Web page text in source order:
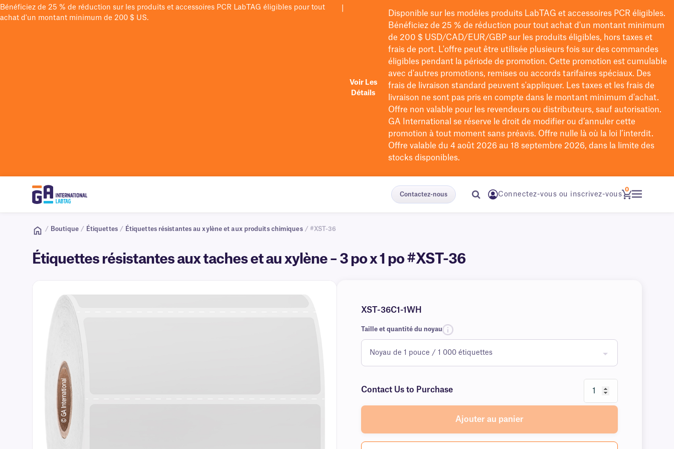
Bénéficiez de 25 % de réduction sur les produits et accessoires PCR LabTAG éligibles pour tout
achat d'un montant minimum de 200 $ US.
Voir Les
Détails
Disponible sur les modèles produits LabTAG et accessoires PCR éligibles.
Bénéficiez de 25 % de réduction pour tout achat d'un montant minimum
de 200 $USD/CAD/EUR/GBPsur les produits éligibles, hors taxes et
frais de port. L'offre peut être utilisée plusieurs fois sur des commandes
éligibles pendant la période de promotion. Cette promotion est cumulable
avec d'autres promotions, remises ou accords tarifaires spéciaux. Des
frais de livraison standard peuvent s'appliquer. Les taxes et les frais de
livraison ne sont pas pris en compte dans le montant minimum d'achat.
Offre non valable pour les revendeurs ou distributeurs, sauf autorisation.
GA International se réserve le droit de modifierou d’annuler cette
promotion à tout moment sans préavis. Offre nulle là où la loi l’interdit.
Offre valable du 4 août 2026 au 18 septembre 2026, dans la limite des
stocks disponibles.
Contactez-nous Connectez-vous ou inscrivez-vous
0
/ Boutique / Étiquettes / Étiquettes résistantes au xylène et aux produits chimiques / #XST-36
Étiquettes résistantes aux taches et au xylène – 3 po x 1 po #XST-36
XST-36C1-1WH
Taille et quantité du noyau
Contact Us to Purchase
Ajouter au panier